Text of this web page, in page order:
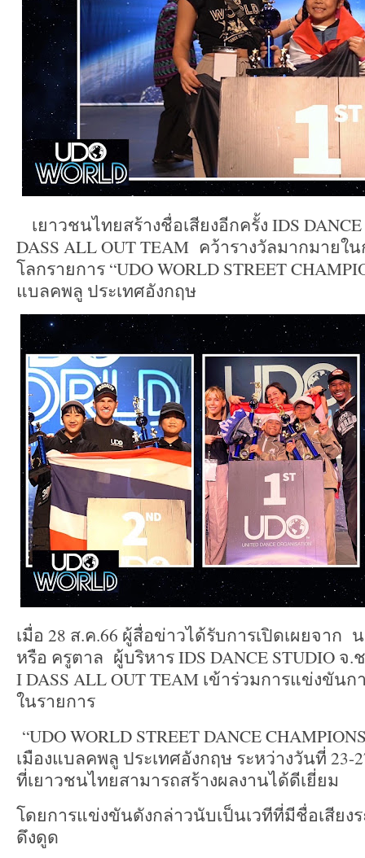
เยาวชนไทยสร้างชื่อเสียงอีกครั้ง IDS
DASS ALL OUT TEAM คว้ารางวัลมากมายใ
โลกรายการ “UDO WORLD STREET
แบลคพลู ประเทศอังกฤษ
เมื่อ 28 ส.ค.66 ผู้สื่อข่าวได้รับการเปิดเผยจา
หรือ ครูตาล ผู้บริหาร IDS DANCE STUDIO
I DASS ALL OUT TEAM เข้าร่วมการแข่งขันก
ในรายการ
“UDO WORLD STREET DANCE
เมืองแบลคพลู ประเทศอังกฤษ ระหว่างวันที่
ที่เยาวชนไทยสามารถสร้างผลงานได้ดีเยี่ยม
โดยการแข่งขันดังกล่าวนับเป็นเวทีที่มีชื่อเสียง
ดึงดูด